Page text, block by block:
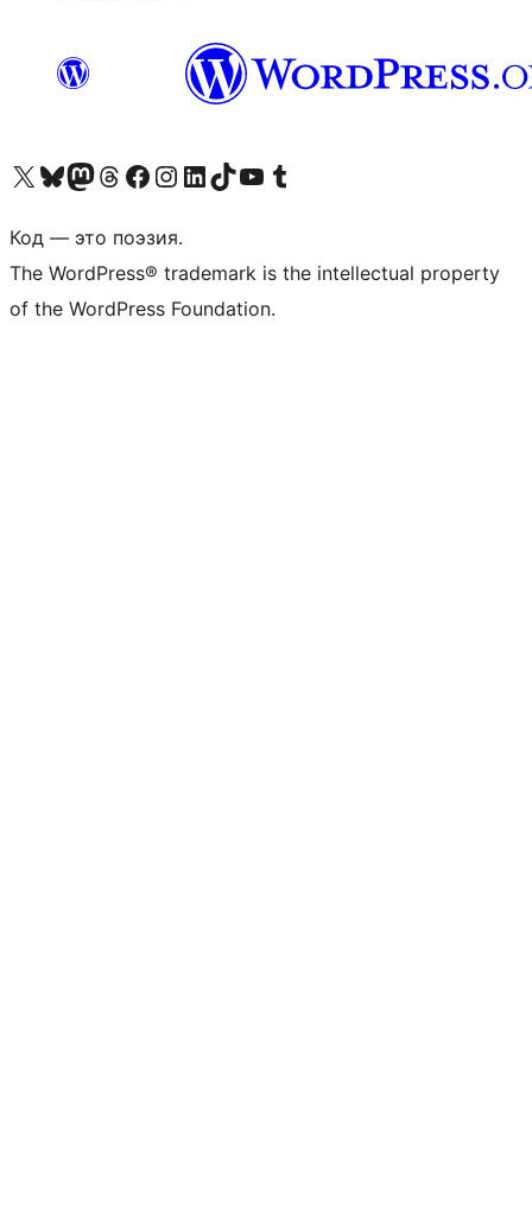
Посетите нас в X (ранее Twitter)
Посетите нашу учётную запись в Bluesky
Посетите нашу ленту в Mastodon
Посетите нашу учётную запись в Threads
Посетите нашу страницу на Facebook
Посетите наш Instagram
Посетите нашу страницу в LinkedIn
Посетите нашу учётную запись в TikTok
Посетите наш канал YouTube
Посетите нашу учётную запись в Tumblr
Код — это поэзия.
The WordPress® trademark is the intellectual property
of the WordPress Foundation.